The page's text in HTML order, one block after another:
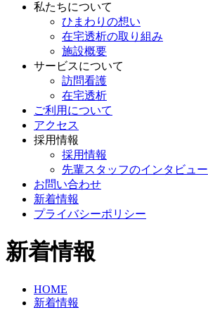
私たちについて
ひまわりの想い
在宅透析の取り組み
施設概要
サービスについて
訪問看護
在宅透析
ご利用について
アクセス
採用情報
採用情報
先輩スタッフのインタビュー
お問い合わせ
新着情報
プライバシーポリシー
新着情報
HOME
新着情報